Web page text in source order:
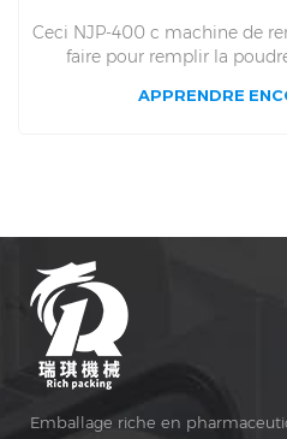
Ceci NJP-400 c machine de
faire pour remplir la
une heure, digne de la
APPRENDRE
Emballage riche en